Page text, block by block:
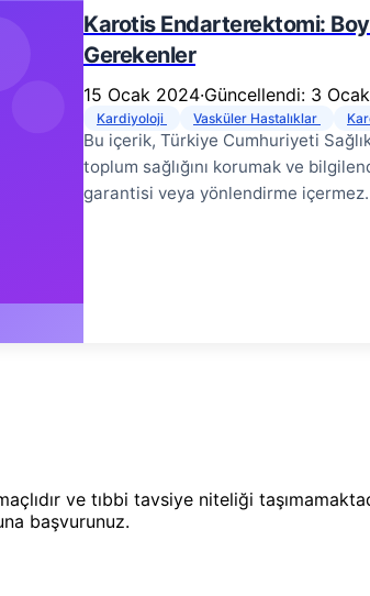
Karotis Endarterektomi:
Gerekenler
15 Ocak 2024·Güncellendi: 3
Kardiyoloji Vasküler Hastalıklar
Bu içerik, Türkiye Cumhuriyeti
toplum sağlığını korumak ve
garantisi veya yönlendirme
ve tıbbi tavsiye niteliği
başvurunuz.